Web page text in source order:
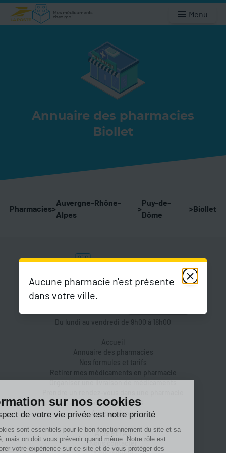
Menu
Annuaire des pharmacies
Biollet
Pharmacies>
Auvergne-Rhône-
Alpes
>
Puy-de-
Dôme
>Biollet
Du lundi au vendredi de 9h00 à 18h00
Accueil
Annuaire des pharmacies
Nos formules et tarifs
Retirer mes médicaments en pharmacie
Organiser une livraison de médicaments
Accès pharmaciens
Accès aidants
Aide et FAQ
Nous contacter
Aucune pharmacie n'est présente
dans votre ville.